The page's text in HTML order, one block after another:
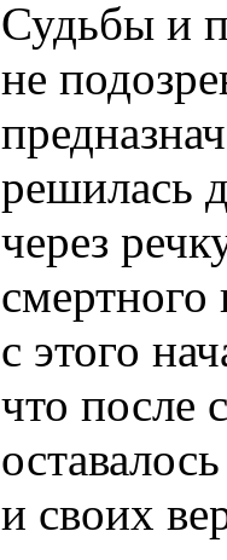
Судьбы и
не
решилась
через
с этого
что после
и своих